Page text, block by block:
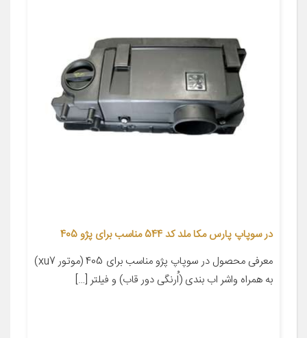
در سوپاپ پارس مکا ملد کد 544 مناسب برای پژو 405
معرفی محصول در سوپاپ پژو مناسب برای 405 (موتور xu7)
به همراه واشر اب بندی (اُرنگی دور قاب) و فیلتر […]